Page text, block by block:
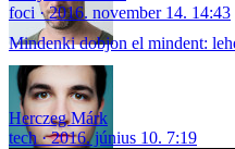
foci
2016. november 14. 14:43
Mindenki dobjon el mindent:
Herczeg Márk
tech
2016. június 10. 7:19